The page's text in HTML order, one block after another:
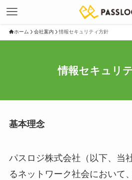
ホーム 会社案内 情報セキュリティ方針
情報セキュリ
基本理念
パスロジ株式会社（以下、当
るネットワーク社会において